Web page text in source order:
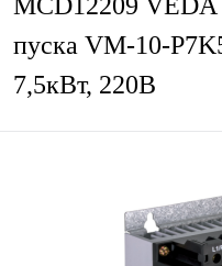
пуска VM-10-
7,5кВт, 220В